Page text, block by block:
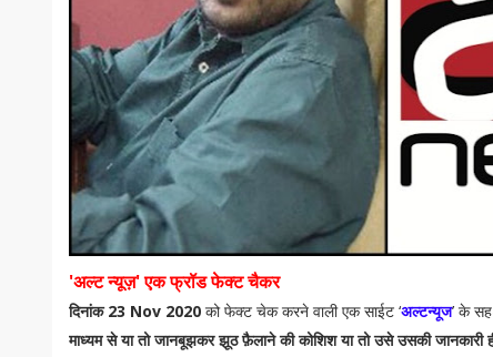
'अल्ट न्यूज़' एक फ्रॉड फेक्ट चैकर
दिनांक 23 Nov 2020 को फेक्ट चेक करने वाली एक साईट ‘अल्टन्यूज’ के
माध्यम से या तो जानबूझकर झूठ फ़ैलाने की कोशिश या तो उसे उसकी